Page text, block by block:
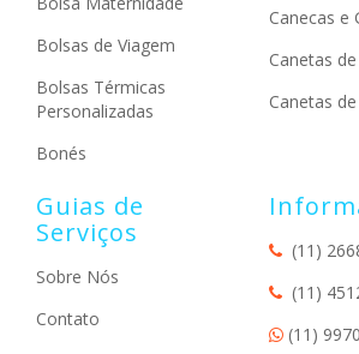
Bolsas de Viagem
Bolsas Térmicas
Personalizadas
Bonés
Canecas e
Canetas
Canetas
Guias de
Serviços
Sobre Nós
Contato
(11)
(11)
(11)